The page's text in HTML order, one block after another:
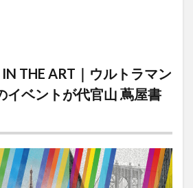
THE ART｜ウルトラマン
イベントが代官山 蔦屋書